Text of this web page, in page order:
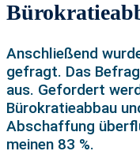
Anschließend
gefragt. Das
aus. Gefordert
Bürokratieabbau
Abschaffung
meinen 83 %.